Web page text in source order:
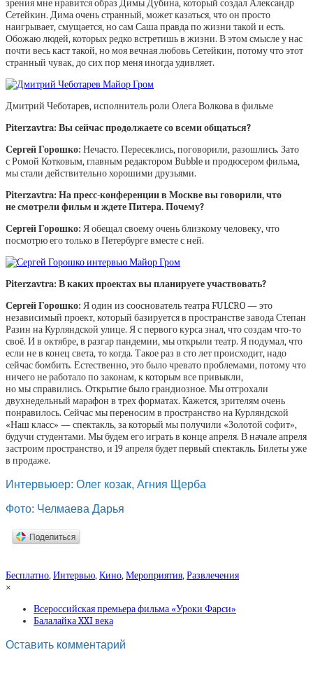
зрения мне нравится образ Димы Дубина, который создал Александр
Сетейкин. Дима очень странный, может казаться, что он просто
наигрывает, смущается, но сам Саша правда по жизни такой и есть.
Обожаю людей, которых редко встретишь в жизни. В этом смысле у нас
почти весь каст такой, но моя вечная любовь Сетейкин, потому что этот
странный чувак, до сих пор меня иногда удивляет.
Дмитрий Чеботарев, исполнитель роли Олега Волкова в фильме
Piterzavtra: Вы сейчас продолжаете со всеми общаться?
Сергей Горошко: Нечасто. Пересеклись, поговорили, разошлись. Зато
с Ромой Котковым, главным редактором Bubble и продюсером фильма,
мы стали действительно хорошими друзьями.
Piterzavtra: На пресс-конференции в Москве вы говорили, что
не смотрели фильм и ждете Питера. Почему?
Сергей Горошко: Я обещал своему очень близкому человеку, что
посмотрю его только в Петербурге вместе с ней.
Piterzavtra: В каких проектах вы планируете участвовать?
Сергей Горошко: Я один из сооснователь театра FULCRO — это
независимый проект, который базируется в пространстве завода Степан
Разин на Курляндской улице. Я с первого курса знал, что создам что-то
своё. И в октябре, в разгар пандемии, мы открыли театр. Я подумал, что
если не в конец света, то когда. Такое раз в сто лет происходит, надо
сейчас бомбить. Естественно, это было чревато проблемами, потому что
ничего не работало по законам, к которым все привыкли,
но мы справились. Открытие было грандиозное. Мы отгрохали
двухнедельный марафон в трех форматах. Кажется, зрителям очень
понравилось. Сейчас мы переносим в пространство на Курляндской
«Наш класс» — спектакль, за который мы получили «Золотой софит»,
будучи студентами. Мы будем его играть в конце апреля. В начале апреля
застроим пространство, и 19 апреля будет первый спектакль. Билеты уже
в продаже.
Интервьюер: Олег козак, Агния Щерба
Фото: Челмаева Дарья
Бесплатно,Интервью,Кино,Мероприятия,Развлечения
×
Всероссийская премьера фильма «Уроки Фарси»
Балалайка XXI века
Оставить комментарий